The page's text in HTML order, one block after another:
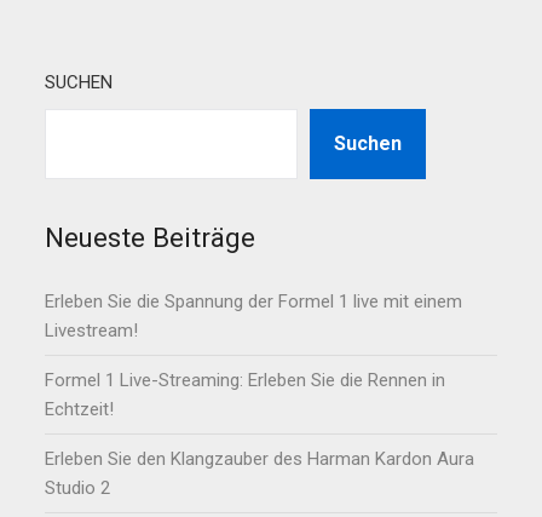
SUCHEN
Suchen
Neueste Beiträge
Erleben Sie die Spannung der Formel 1 live mit einem
Livestream!
Formel 1 Live-Streaming: Erleben Sie die Rennen in
Echtzeit!
Erleben Sie den Klangzauber des Harman Kardon Aura
Studio 2